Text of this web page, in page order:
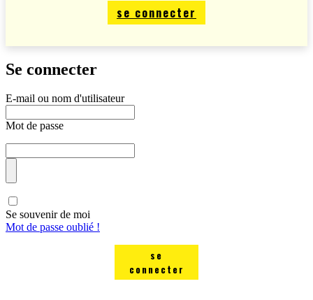
se connecter
Se connecter
E-mail ou nom d'utilisateur
Mot de passe
Se souvenir de moi
Mot de passe oublié !
se
connecter